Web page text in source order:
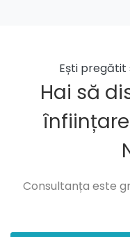
Ești pregătit
Hai să
Consultanța este